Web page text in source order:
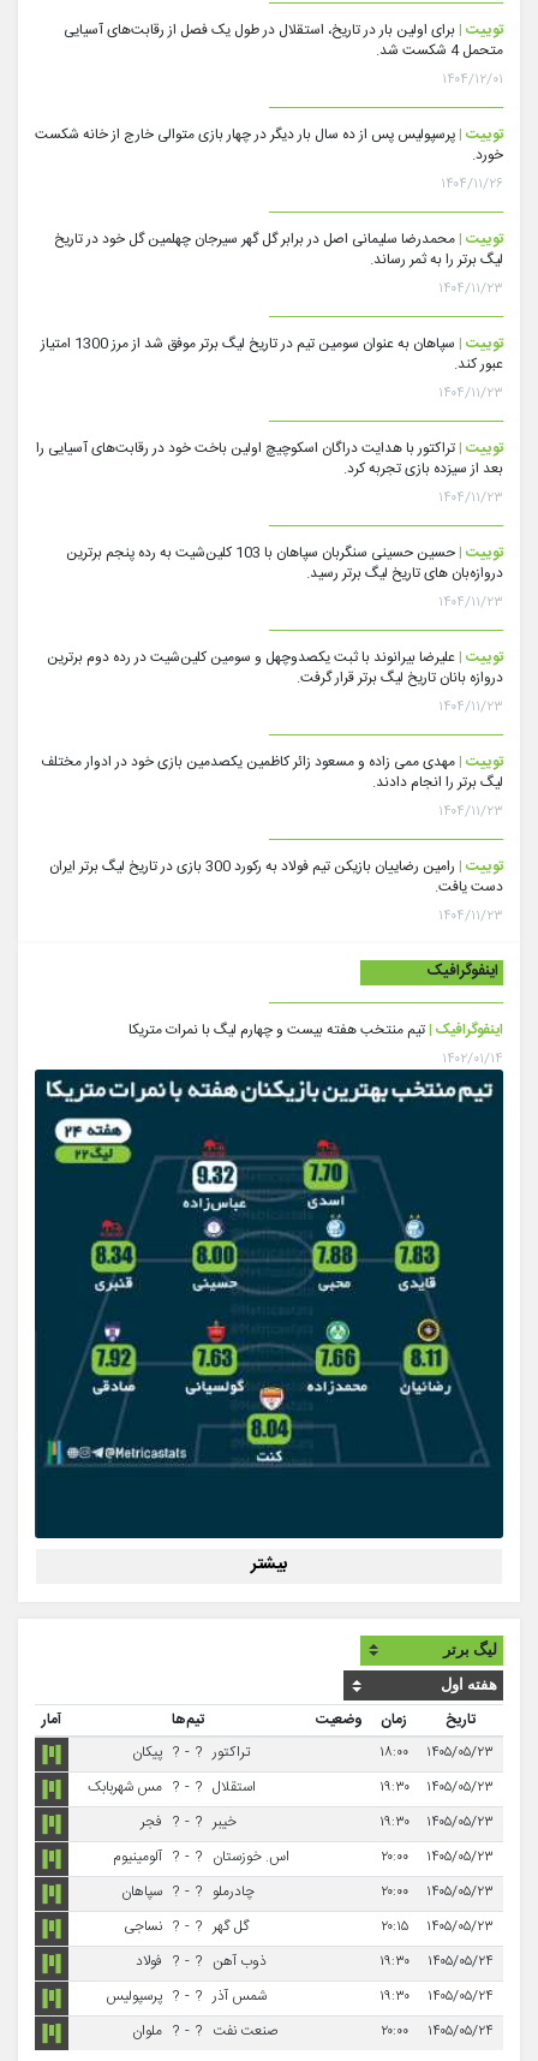
توییت |برای اولین بار در تاریخ، استقلال در طول یک فصل از رقابت‌های آسیایی
متحمل 4 شکست شد.
۱۴۰۴/۱۲/۰۱
توییت |پرسپولیس پس از ده سال بار دیگر در چهار بازی متوالی خارج از خانه شکست
خورد.
۱۴۰۴/۱۱/۲۶
توییت |محمدرضا سلیمانی اصل در برابر گل گهر سیرجان چهلمین گل خود در تاریخ
لیگ برتر را به ثمر رساند.
۱۴۰۴/۱۱/۲۳
توییت |
سپاهان به عنوان سومین تیم در تاریخ لیگ برتر موفق شد از مرز 1300 امتیاز
عبور کند.
۱۴۰۴/۱۱/۲۳
توییت |تراکتور با هدایت دراگان اسکوچیچ اولین باخت خود در رقابت‌های آسیایی را
بعد از سیزده بازی تجربه کرد.
۱۴۰۴/۱۱/۲۳
توییت |
حسین حسینی سنگربان سپاهان با 103 کلین‌شیت به رده پنجم برترین
دروازه‌بان های تاریخ لیگ برتر رسید.
۱۴۰۴/۱۱/۲۳
توییت |علیرضا بیرانوند با ثبت یکصدوچهل و سومین کلین‌شیت در رده دوم برترین
دروازه بانان تاریخ لیگ برتر قرار گرفت.
۱۴۰۴/۱۱/۲۳
توییت |مهدی ممی زاده و مسعود زائر کاظمین یکصدمین بازی خود در ادوار مختلف
لیگ برتر را انجام دادند.
۱۴۰۴/۱۱/۲۳
توییت |
رامین رضاییان بازیکن تیم فولاد به رکورد 300 بازی در تاریخ لیگ برتر ایران
دست یافت.
۱۴۰۴/۱۱/۲۳
اینفوگرافیک
اینفوگرافیک |تیم منتخب هفته بیست و چهارم لیگ با نمرات متریکا
۱۴۰۲/۰۱/۱۴
بیشتر
تاریخ زمان وضعیت تیم‌ها
آمار
۱۴۰۵/۰۵/۲۳
۱۸:۰۰ تراکتور ?
-
? پیکان
۱۴۰۵/۰۵/۲۳
۱۹:۳۰ استقلال ?
-
? مس شهربابک
۱۴۰۵/۰۵/۲۳
۱۹:۳۰ خیبر ?
-
? فجر
۱۴۰۵/۰۵/۲۳
۲۰:۰۰ اس. خوزستان ?
-
? آلومینیوم
۱۴۰۵/۰۵/۲۳
۲۰:۰۰ چادرملو ?
-
? سپاهان
۱۴۰۵/۰۵/۲۳
۲۰:۱۵ گل گهر ?
-
? نساجی
۱۴۰۵/۰۵/۲۴
۱۹:۳۰ ذوب آهن ?
-
? فولاد
۱۴۰۵/۰۵/۲۴
۱۹:۳۰ شمس آذر ?
-
? پرسپولیس
۱۴۰۵/۰۵/۲۴
۲۰:۰۰ صنعت نفت ?
-
? ملوان